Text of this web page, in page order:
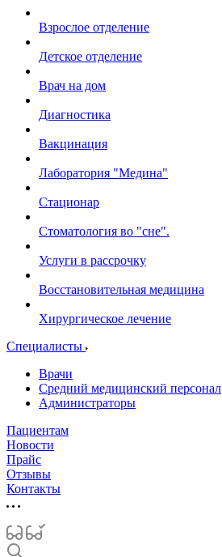
Взрослое отделение
Детское отделение
Врач на дом
Диагностика
Вакцинация
Лаборатория "Медина"
Стационар
Стоматология во "сне".
Услуги в рассрочку
Восстановительная медицина
Хирургическое лечение
Специалисты
Врачи
Средний медицинский персонал
Администраторы
Пациентам
Новости
Прайс
Отзывы
Контакты